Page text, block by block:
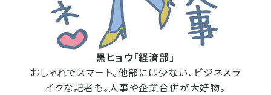
黒ヒョウ「経済部」
おしゃれでスマート。他部には少ない、ビジネスラ
イクな記者も。人事や企業合併が大好物。